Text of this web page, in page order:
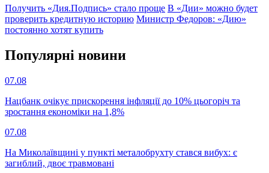
Получить «Дия.Подпись» стало проще В «Дии» можно будет
проверить кредитную историю Министр Федоров: «Дию»
постоянно хотят купить
Популярнi новини
07.08
Нацбанк очікує прискорення інфляції до 10% цьогоріч та
зростання економіки на 1,8%
07.08
На Миколаївщині у пункті металобрухту стався вибух: є
загиблий, двоє травмовані